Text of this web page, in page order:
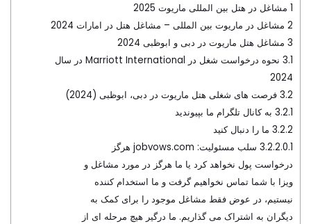
1 مشاغل در هتل بین المللی ماریوت 2025
2 مشاغل در ماریوت بین المللی – مشاغل هتل در امارات 2024
3 مشاغل هتل ماریوت در دبی و ابوظبی 2024
3.1
نحوه درخواست شغل در Marriott International در سال
2024
3.2 فرصت های شغلی هتل ماریوت در دبی، ابوظبی (2024)
3.2.1 به کانال تلگرام ما بپیوندید
3.2.2 ما را دنبال کنید
3.2.2.0.1
سلب مسئولیت: jobvows.com هرگز
درخواست پول نخواهد کرد یا ما هرگز در مورد مشاغل و
ویزا با شما تماس نخواهیم گرفت و ما استخدام کننده
نیستیم، در عوض فقط مشاغل موجود را برای کمک به
دیگران به اشتراک می گذاریم. ما درگیر هیچ مرحله ای از